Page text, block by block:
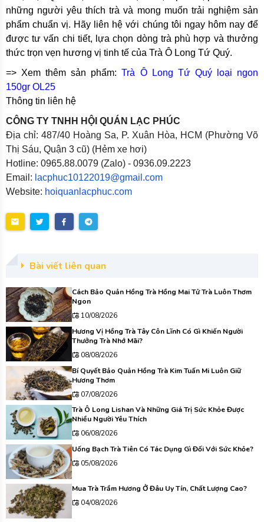
những người yêu thích trà và mong muốn trải nghiệm sản
phẩm chuẩn vị. Hãy liên hệ với chúng tôi ngay hôm nay để
được tư vấn chi tiết, lựa chọn dòng trà phù hợp và thưởng
thức trọn vẹn hương vị tinh tế của Trà Ô Long Tứ Quý.
=> Xem thêm sản phẩm:Trà Ô Long Tứ Quý loại ngon
150gr OL25
Thông tin liên hệ
CÔNG TY TNHH HỘI QUÁN LẠC PHÚC
Địa chỉ: 487/40 Hoàng Sa, P. Xuân Hòa, HCM (Phường Võ
Thị Sáu, Quận 3 cũ) (Hẻm xe hơi)
Hotline: 0965.88.0079 (Zalo) - 0936.09.2223
Email: lacphuc10122019@gmail.com
Website: hoiquanlacphuc.com
Bài viết liên quan
Cách Bảo Quản Hồng Trà Hồng Mai Tử Trà Luôn Thơm
Ngon
10/08/2026
Hương Vị Hồng Trà Tây Côn Lĩnh Có Gì Khiến Người
Thưởng Trà Nhớ Mãi?
08/08/2026
Bí Quyết Bảo Quản Hồng Trà Kim Tuấn Mi Luôn Giữ
Hương Thơm
07/08/2026
Trà Ô Long Lishan Và Những Giá Trị Sức Khỏe Được
Nhiều Người Yêu Thích
06/08/2026
Uống Bạch Trà Tiên Có Tác Dụng Gì Đối Với Sức Khỏe?
05/08/2026
Mua Trà Trầm Hương Ở Đâu Uy Tín, Chất Lượng Cao?
04/08/2026